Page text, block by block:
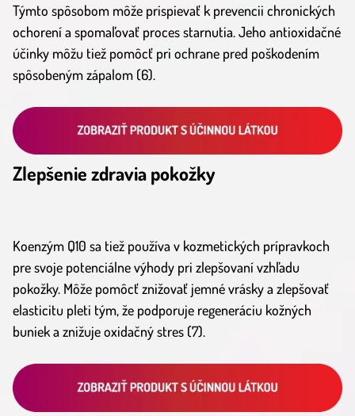
Týmto spôsobom môže prispievať k prevencii chronických
ochorení a spomaľovať proces starnutia. Jeho antioxidačné
účinky môžu tiež pomôcť pri ochrane pred poškodením
spôsobeným zápalom (6).
Zlepšenie zdravia pokožky
Koenzým Q10 sa tiež používa v kozmetických prípravkoch
pre svoje potenciálne výhody pri zlepšovaní vzhľadu
pokožky. Môže pomôcť znižovať jemné vrásky a zlepšovať
elasticitu pleti tým, že podporuje regeneráciu kožných
buniek a znižuje oxidačný stres (7).